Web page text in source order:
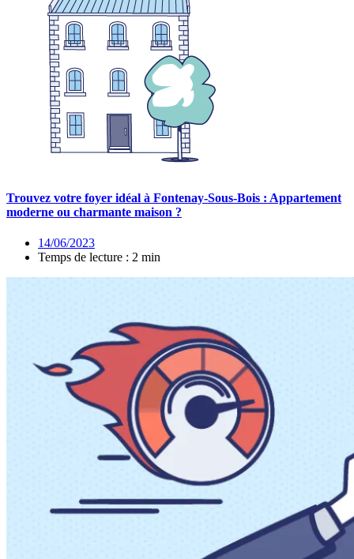
Trouvez votre foyer idéal à Fontenay-Sous-Bois : Appartement
moderne ou charmante maison ?
14/06/2023
Temps de lecture : 2 min